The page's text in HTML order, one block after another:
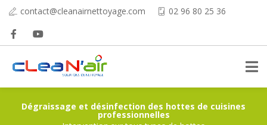
contact@cleanairnettoyage.com 02 96 80 25 36
Dégraissage et désinfection des hottes de cuisines
professionnelles